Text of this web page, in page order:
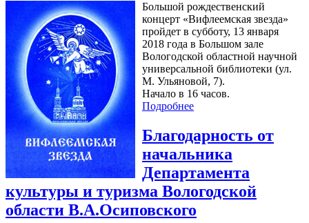
Большой рождественский
концерт «Вифлеемская звезда»
пройдет в субботу, 13 января
2018 года в Большом зале
Вологодской областной научной
универсальной библиотеки (ул.
М. Ульяновой, 7).
Начало в 16 часов.
Подробнее
Благодарность от
начальника
Департамента
культуры и туризма Вологодской
области В.А.Осиповского